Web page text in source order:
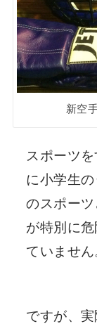
新空
スポーツ
に小学生
のスポー
が特別に
ていません
ですが、